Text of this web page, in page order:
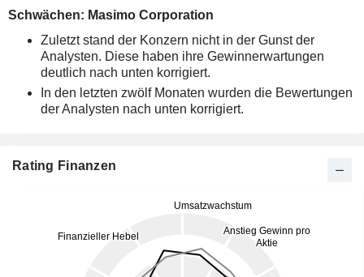
Schwächen: Masimo Corporation
Zuletzt stand der Konzern nicht in der Gunst der
Analysten. Diese haben ihre Gewinnerwartungen
deutlich nach unten korrigiert.
In den letzten zwölf Monaten wurden die Bewertungen
der Analysten nach unten korrigiert.
Rating Finanzen